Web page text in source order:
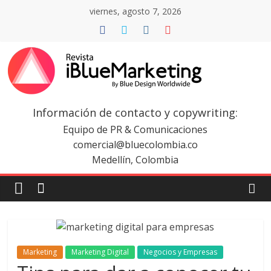
viernes, agosto 7, 2026
Revista
iBlue
Marketing
Colombia
Revistas
Información de contacto y copywriting:
Equipo de PR & Comunicaciones
comercial@bluecolombia.co
Medellín, Colombia
Marketing Marketing Digital Negocios y Empresas